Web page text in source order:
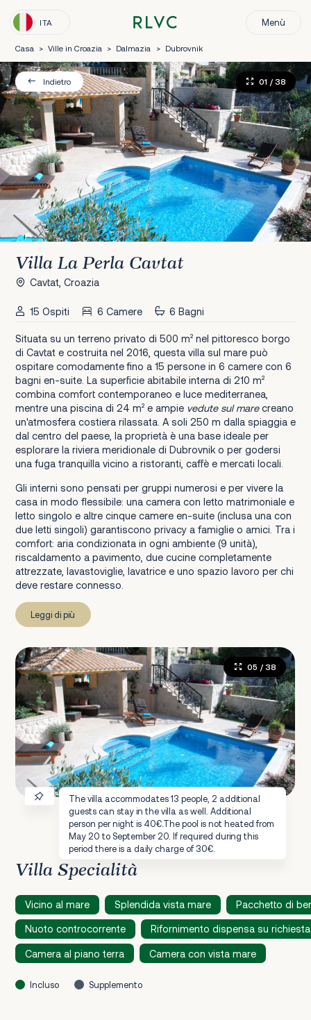
ITA Menù
Casa > Ville in Croazia > Dalmazia > Dubrovnik
Indietro 01 / 38
Villa La Perla Cavtat
Cavtat, Croazia
15 Ospiti 6 Camere 6 Bagni
Situata su un terreno privato di 500 m² nel pittoresco borgo
di Cavtat e costruita nel 2016, questa villa sul mare può
ospitare comodamente fino a 15 persone in 6 camere con 6
bagni en-suite. La superficie abitabile interna di 210 m²
combina comfort contemporaneo e luce mediterranea,
mentre una piscina di 24 m² e ampie vedute sul marecreano
un'atmosfera costiera rilassata. A soli 250 m dalla spiaggia e
dal centro del paese, la proprietà è una base ideale per
esplorare la riviera meridionale di Dubrovnik o per godersi
una fuga tranquilla vicino a ristoranti, caffè e mercati locali.
Gli interni sono pensati per gruppi numerosi e per vivere la
casa in modo flessibile: una camera con letto matrimoniale e
letto singolo e altre cinque camere en-suite (inclusa una con
due letti singoli) garantiscono privacy a famiglie o amici. Tra i
comfort: aria condizionata in ogni ambiente (9 unità),
riscaldamento a pavimento, due cucine completamente
attrezzate, lavastoviglie, lavatrice e uno spazio lavoro per chi
deve restare connesso.
Leggi di più
The villa accommodates 13 people, 2 additional
guests can stay in the villa as well. Additional
person per night is 40€.The pool is not heated from
May 20 to September 20. If required during this
period there is a daily charge of 30€.
05 / 38
Villa Specialità
Vicino al mare Splendida vista mare Pacchetto di
Nuoto controcorrente Rifornimento dispensa su
Camera al piano terra Camera con vista mare
Incluso Supplemento